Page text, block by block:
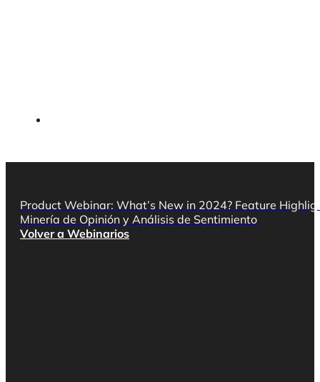
Product Webinar: What’s New in 2024? Feature
Minería de Opinión y Análisis de Sentimiento
Volver a Webinarios